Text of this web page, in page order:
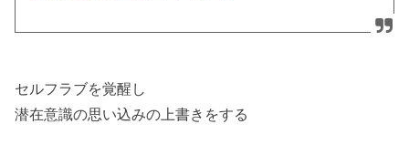
セルフラブを覚醒し
潜在意識の思い込みの上書きをする